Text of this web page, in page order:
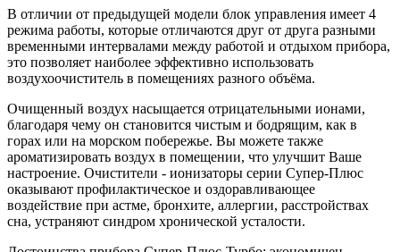
В отличии от предыдущей модели блок управления имеет 4
режима работы, которые отличаются друг от друга разными
временными интервалами между работой и отдыхом прибора,
это позволяет наиболее эффективно использовать
воздухоочиститель в помещениях разного объёма.
Очищенный воздух насыщается отрицательными ионами,
благодаря чему он становится чистым и бодрящим, как в
горах или на морском побережье. Вы можете также
ароматизировать воздух в помещении, что улучшит Ваше
настроение. Очистители - ионизаторы серии Супер-Плюс
оказывают профилактическое и оздоравливающее
воздействие при астме, бронхите, аллергии, расстройствах
сна, устраняют синдром хронической усталости.